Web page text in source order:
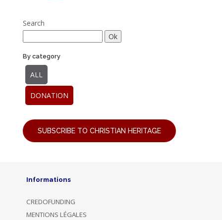
Search
By category
ALL
DONATION
SUBSCRIBE TO CHRISTIAN HERITAGE
Informations
CREDOFUNDING
MENTIONS LÉGALES